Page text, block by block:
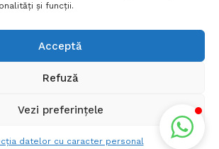
și funcții.
Acceptă
Refuză
Vezi preferințele
datelor cu caracter personal